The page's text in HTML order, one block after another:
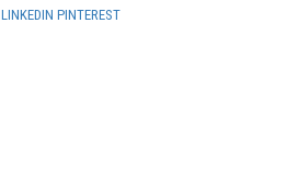
LINKEDIN PINTEREST